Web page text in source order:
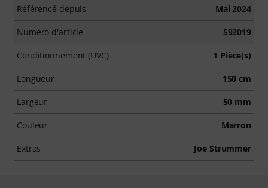
Référencé depuis Mai 2024
Numéro d'article 592019
Conditionnement (UVC) 1 Pièce(s)
Longueur 150 cm
Largeur 50 mm
Couleur Marron
Extras Joe Strummer